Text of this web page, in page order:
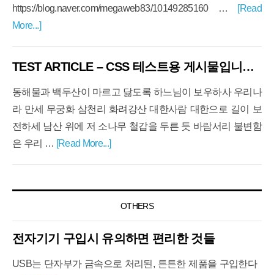
https://blog.naver.com/megaweb83/10149285160 …
[Read
More...]
TEST ARTICLE – CSS 테스트용 게시물입니다. 제목도 2줄로 만들기 위해 길게 써봅니다.
동해물과 백두산이 마르고 닳도록 하느님이 보우하사 우리나
라 만세 무궁화 삼천리 화려강산 대한사람 대한으로 길이 보
전하세 남산 위에 저 소나무 철갑을 두른 듯 바람서리 불변함
은 우리 … [Read More...]
OTHERS
전자기기 구입시 유의하면 편리한 것들
USB는 단자부가 금속으로 처리된, 튼튼한 제품을 구입한다